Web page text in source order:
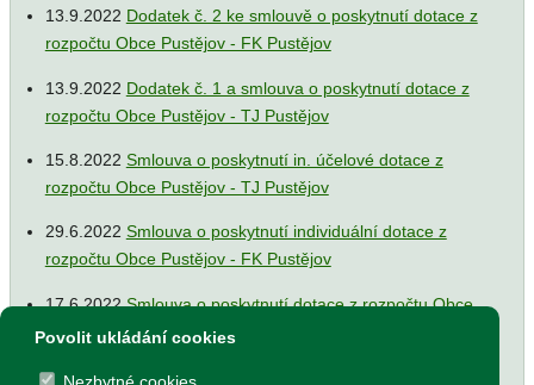
13.9.2022 Dodatek č. 2 ke smlouvě o poskytnutí dotace z
rozpočtu Obce Pustějov - FK Pustějov
13.9.2022 Dodatek č. 1 a smlouva o poskytnutí dotace z
rozpočtu Obce Pustějov - TJ Pustějov
15.8.2022 Smlouva o poskytnutí in. účelové dotace z
rozpočtu Obce Pustějov - TJ Pustějov
29.6.2022 Smlouva o poskytnutí individuální dotace z
rozpočtu Obce Pustějov - FK Pustějov
17.6.2022 Smlouva o poskytnutí dotace z rozpočtu Obce
Pustějov - Římskokatolická farnost Pustějov
17.6.2022 Dodatek č. 1 ke smlouvě o poskytnutí dotace z
Povolit ukládání cookies